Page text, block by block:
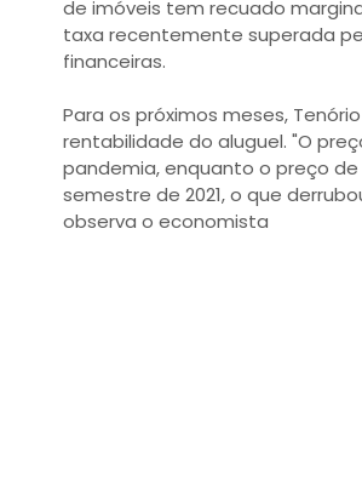
de imóveis tem recuado
taxa recentemente superada
financeiras.
Para os próximos meses,
rentabilidade do aluguel. "O
pandemia, enquanto o preço
semestre de 2021, o que
observa o economista